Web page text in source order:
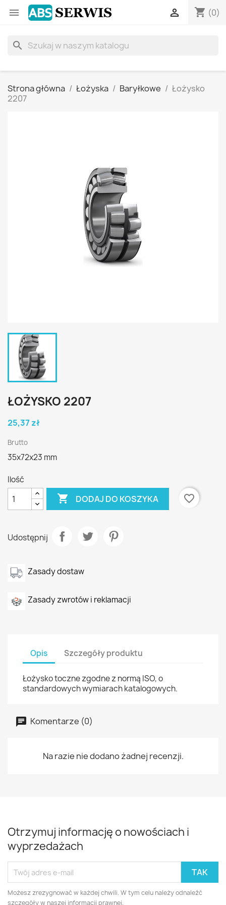
 shopping_cart (0)

search
Strona główna Łożyska Baryłkowe
Łożysko
2207
ŁOŻYSKO 2207
25,37 zł
Brutto
35x72x23 mm
Ilość
 DODAJ DO KOSZYKA favorite_border
Udostępnij
Zasady dostaw
Zasady zwrotów i reklamacji
Opis Szczegóły produktu
Łożysko toczne zgodne z normą ISO, o
standardowych wymiarach katalogowych.
Komentarze (0)
Na razie nie dodano żadnej recenzji.
Otrzymuj informację o nowościach i
wyprzedażach
Możesz zrezygnować w każdej chwili. W tym celu należy odnaleźć
szczegóły w naszej informacji prawnej.